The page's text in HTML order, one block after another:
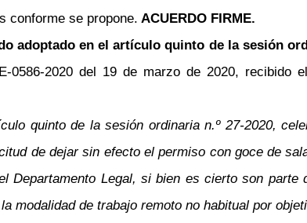
conforme se propone. ACUERDO FIRME.
adoptado en el artículo quinto de la sesión
0586-2020 del 19 de marzo de 2020,
quinto de la sesión ordinaria n.º 27-2020,
de dejar sin efecto el permiso con goce de
Departamento Legal, si bien es cierto son
modalidad de trabajo remoto no habitual por